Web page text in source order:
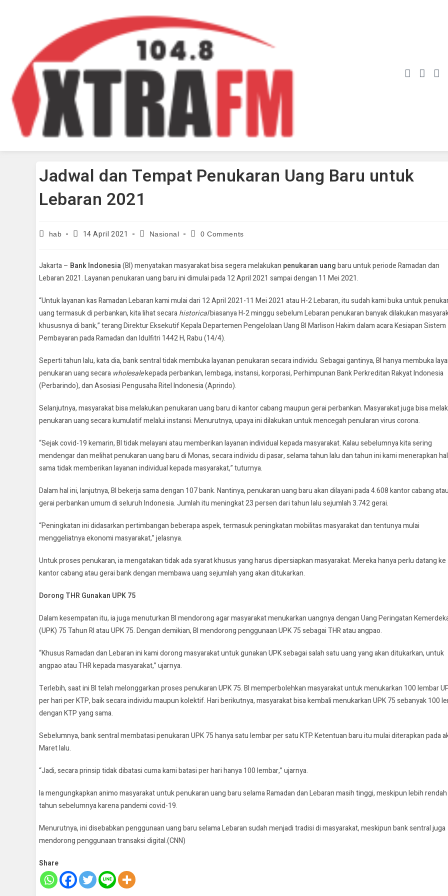
Jadwal dan Tempat Penukaran Uang Baru untuk
Lebaran 2021
hab 14 April 2021 Nasional 0 Comments
Jakarta – Bank Indonesia(BI) menyatakan masyarakat bisa segera melakukan penukaran uangbaru untuk periode Ramadan dan
Lebaran 2021. Layanan penukaran uang baru ini dimulai pada 12 April 2021 sampai dengan 11 Mei 2021.
“Untuk layanan kas Ramadan Lebaran kami mulai dari 12 April 2021-11 Mei 2021 atau H-2 Lebaran, itu sudah kami buka untuk
uang termasuk di perbankan, kita lihat secarahistoricalbiasanya H-2 minggu sebelum Lebaran penukaran banyak dilakukan
khususnya di bank,” terang Direktur Eksekutif Kepala Departemen Pengelolaan Uang BI Marlison Hakim dalam acara Kesiapan Sistem
Pembayaran pada Ramadan dan Idulfitri 1442 H, Rabu (14/4).
Seperti tahun lalu, kata dia, bank sentral tidak membuka layanan penukaran secara individu. Sebagai gantinya, BI hanya membuka
penukaran uang secara wholesalekepada perbankan, lembaga, instansi, korporasi, Perhimpunan Bank Perkreditan Rakyat Indonesia
(Perbarindo), dan Asosiasi Pengusaha Ritel Indonesia (Aprindo).
Selanjutnya, masyarakat bisa melakukan penukaran uang baru di kantor cabang maupun gerai perbankan. Masyarakat juga bisa
penukaran uang secara kumulatif melalui instansi. Menurutnya, upaya ini dilakukan untuk mencegah penularan virus corona.
“Sejak covid-19 kemarin, BI tidak melayani atau memberikan layanan individual kepada masyarakat. Kalau sebelumnya kita sering
mendengar dan melihat penukaran uang baru di Monas, secara individu di pasar, selama tahun lalu dan tahun ini kami menerapkan
sama tidak memberikan layanan individual kepada masyarakat,” tuturnya.
Dalam hal ini, lanjutnya, BI bekerja sama dengan 107 bank. Nantinya, penukaran uang baru akan dilayani pada 4.608 kantor cabang atau
gerai perbankan umum di seluruh Indonesia. Jumlah itu meningkat 23 persen dari tahun lalu sejumlah 3.742 gerai.
“Peningkatan ini didasarkan pertimbangan beberapa aspek, termasuk peningkatan mobilitas masyarakat dan tentunya mulai
menggeliatnya ekonomi masyarakat,” jelasnya.
Untuk proses penukaran, ia mengatakan tidak ada syarat khusus yang harus dipersiapkan masyarakat. Mereka hanya perlu datang ke
kantor cabang atau gerai bank dengan membawa uang sejumlah yang akan ditukarkan.
Dorong THR Gunakan UPK 75
Dalam kesempatan itu, ia juga menuturkan BI mendorong agar masyarakat menukarkan uangnya dengan Uang Peringatan
(UPK) 75 Tahun RI atau UPK 75. Dengan demikian, BI mendorong penggunaan UPK 75 sebagai THR atau angpao.
“Khusus Ramadan dan Lebaran ini kami dorong masyarakat untuk gunakan UPK sebagai salah satu uang yang akan ditukarkan, untuk
angpao atau THR kepada masyarakat,” ujarnya.
Terlebih, saat ini BI telah melonggarkan proses penukaran UPK 75. BI memperbolehkan masyarakat untuk menukarkan 100 lembar
per hari per KTP, baik secara individu maupun kolektif. Hari berikutnya, masyarakat bisa kembali menukarkan UPK 75 sebanyak 100
dengan KTP yang sama.
Sebelumnya, bank sentral membatasi penukaran UPK 75 hanya satu lembar per satu KTP. Ketentuan baru itu mulai diterapkan pada
Maret lalu.
“Jadi, secara prinsip tidak dibatasi cuma kami batasi per hari hanya 100 lembar,” ujarnya.
Ia mengungkapkan animo masyarakat untuk penukaran uang baru selama Ramadan dan Lebaran masih tinggi, meskipun lebih
tahun sebelumnya karena pandemi covid-19.
Menurutnya, ini disebabkan penggunaan uang baru selama Lebaran sudah menjadi tradisi di masyarakat, meskipun bank sentral juga
mendorong penggunaan transaksi digital.(CNN)
Share